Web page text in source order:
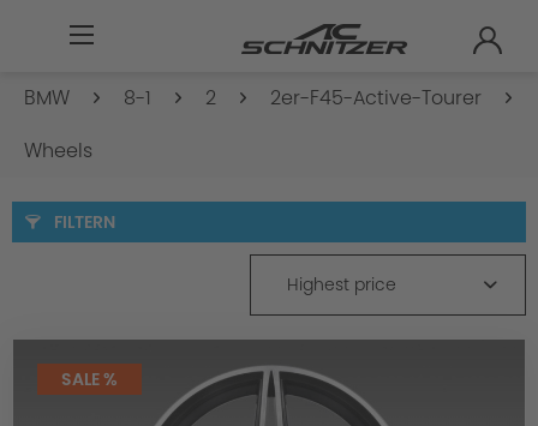
BMW 8-1 2
2er-F45-Active-Tourer
Wheels
FILTERN
Highest price
SALE %